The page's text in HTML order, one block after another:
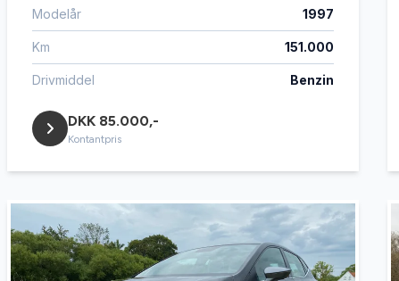
Modelår 1997
Km 151.000
Drivmiddel Benzin
DKK 85.000,-
Kontantpris